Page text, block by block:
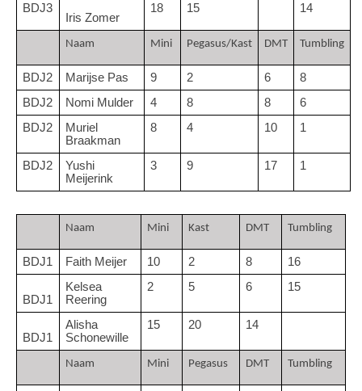
BDJ3
Iris Zomer
18 15 14
Naam Mini Pegasus/Kast DMT Tumbling
BDJ2 Marijse Pas 9 2 6
8
BDJ2
Nomi Mulder 4 8 8
6
BDJ2
Muriel
Braakman
8 4 10 1
BDJ2
Yushi
Meijerink
3 9 17 1
Naam Mini Kast DMT Tumbling
BDJ1 Faith Meijer 10 2 8 16
BDJ1
Kelsea
Reering
2 5 6 15
BDJ1
Alisha
Schonewille
15 20 14
Naam Mini Pegasus DMT Tumbling